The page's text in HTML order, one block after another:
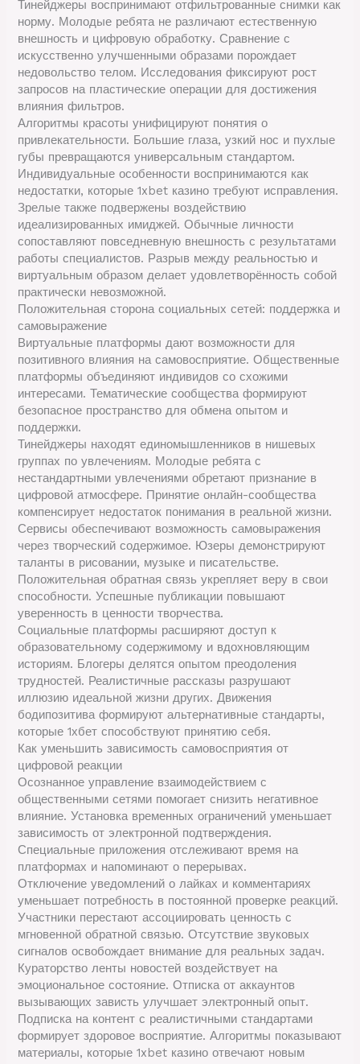
Тинейджеры воспринимают отфильтрованные снимки как
норму. Молодые ребята не различают естественную
внешность и цифровую обработку. Сравнение с
искусственно улучшенными образами порождает
недовольство телом. Исследования фиксируют рост
запросов на пластические операции для достижения
влияния фильтров.
Алгоритмы красоты унифицируют понятия о
привлекательности. Большие глаза, узкий нос и пухлые
губы превращаются универсальным стандартом.
Индивидуальные особенности воспринимаются как
недостатки, которые 1xbet казино требуют исправления.
Зрелые также подвержены воздействию
идеализированных имиджей. Обычные личности
сопоставляют повседневную внешность с результатами
работы специалистов. Разрыв между реальностью и
виртуальным образом делает удовлетворённость собой
практически невозможной.
Положительная сторона социальных сетей: поддержка и
самовыражение
Виртуальные платформы дают возможности для
позитивного влияния на самовосприятие. Общественные
платформы объединяют индивидов со схожими
интересами. Тематические сообщества формируют
безопасное пространство для обмена опытом и
поддержки.
Тинейджеры находят единомышленников в нишевых
группах по увлечениям. Молодые ребята с
нестандартными увлечениями обретают признание в
цифровой атмосфере. Принятие онлайн-сообщества
компенсирует недостаток понимания в реальной жизни.
Сервисы обеспечивают возможность самовыражения
через творческий содержимое. Юзеры демонстрируют
таланты в рисовании, музыке и писательстве.
Положительная обратная связь укрепляет веру в свои
способности. Успешные публикации повышают
уверенность в ценности творчества.
Социальные платформы расширяют доступ к
образовательному содержимому и вдохновляющим
историям. Блогеры делятся опытом преодоления
трудностей. Реалистичные рассказы разрушают
иллюзию идеальной жизни других. Движения
бодипозитива формируют альтернативные стандарты,
которые 1хбет способствуют принятию себя.
Как уменьшить зависимость самовосприятия от
цифровой реакции
Осознанное управление взаимодействием с
общественными сетями помогает снизить негативное
влияние. Установка временных ограничений уменьшает
зависимость от электронной подтверждения.
Специальные приложения отслеживают время на
платформах и напоминают о перерывах.
Отключение уведомлений о лайках и комментариях
уменьшает потребность в постоянной проверке реакций.
Участники перестают ассоциировать ценность с
мгновенной обратной связью. Отсутствие звуковых
сигналов освобождает внимание для реальных задач.
Кураторство ленты новостей воздействует на
эмоциональное состояние. Отписка от аккаунтов
вызывающих зависть улучшает электронный опыт.
Подписка на контент с реалистичными стандартами
формирует здоровое восприятие. Алгоритмы показывают
материалы, которые 1xbet казино отвечают новым